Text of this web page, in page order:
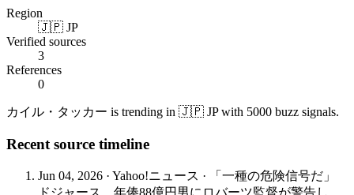
Region
🇯🇵 JP
Verified sources
3
References
0
カイル・タッカー is trending in 🇯🇵 JP with 5000 buzz signals.
Recent source timeline
Jun 04, 2026 · Yahoo!ニュース ·
「一種の危険信号だ」
ドジャース、年俸88億円男にロバーツ監督が警告し